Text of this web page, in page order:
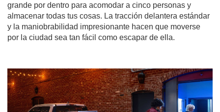
grande por dentro para acomodar a cinco personas y
almacenar todas tus cosas. La tracción delantera estándar
y la maniobrabilidad impresionante hacen que moverse
por la ciudad sea tan fácil como escapar de ella.